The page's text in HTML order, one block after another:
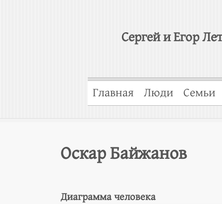
Сергей и Егор
Главная Люди Семьи
Оскар Байжанов
Диаграмма человека